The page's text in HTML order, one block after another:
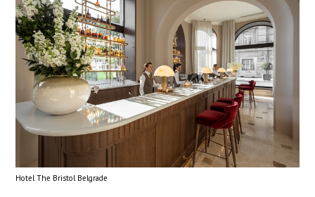
Hotel The Bristol Belgrade